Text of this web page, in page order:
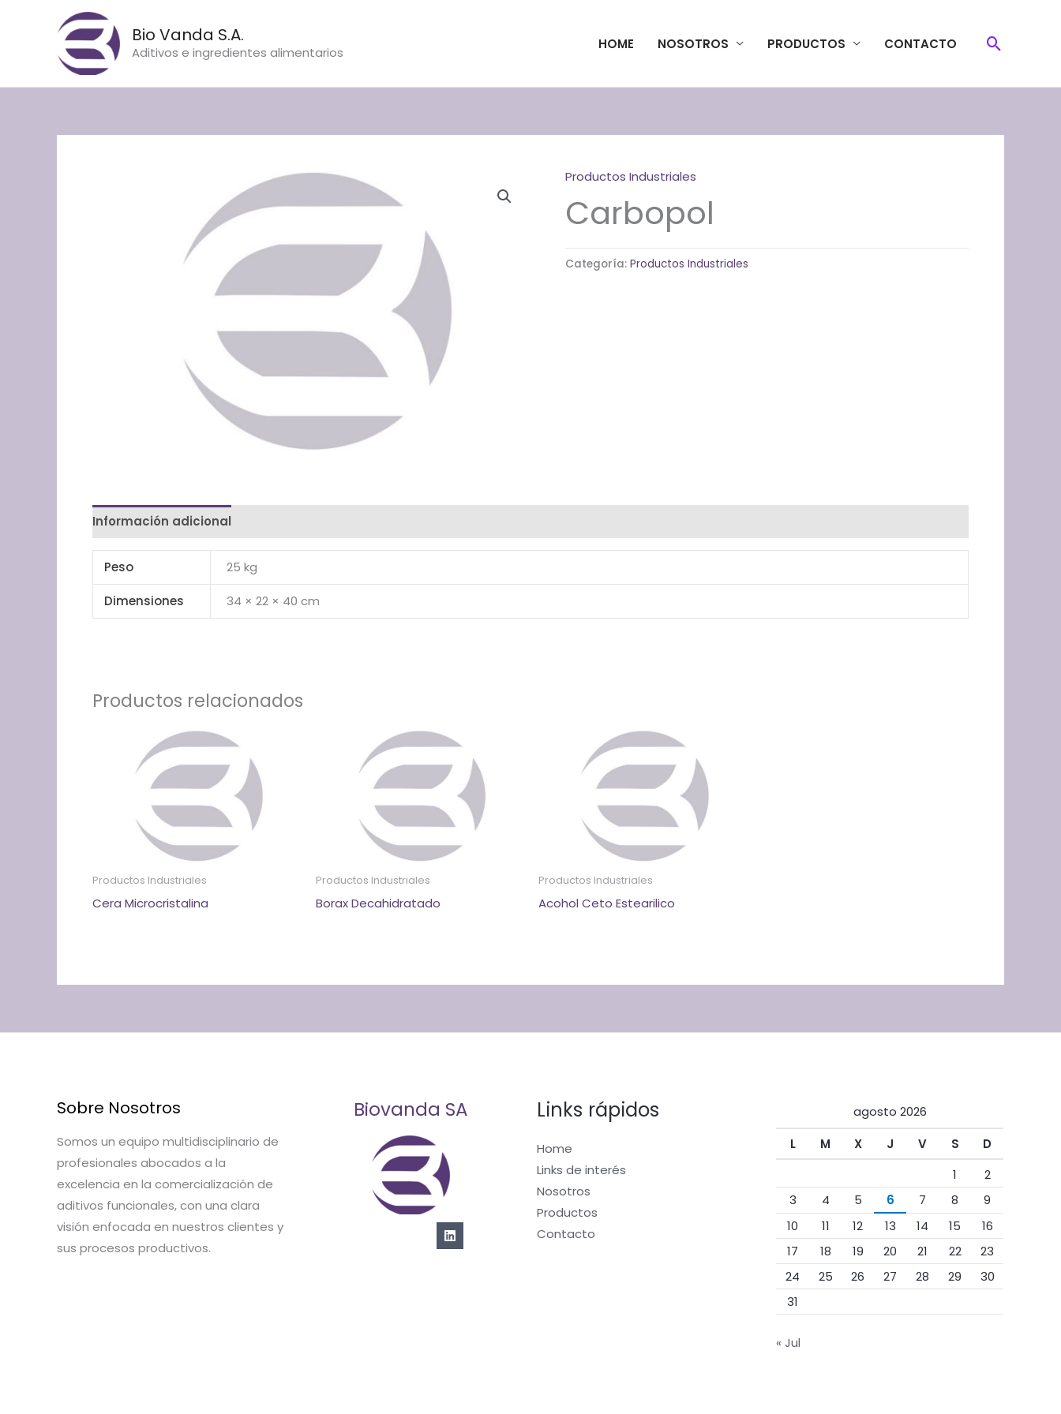
contenido
Bio Vanda S.A.
Aditivos e ingredientes alimentarios
HOME NOSOTROS PRODUCTOS CONTACTO Buscar
Productos Industriales
Carbopol
Categoría:Productos Industriales
Información adicional
Peso 25 kg
Dimensiones 34 × 22 × 40 cm
Productos relacionados
Productos Industriales
Cera Microcristalina
Productos Industriales
Borax Decahidratado
Productos Industriales
Acohol Ceto Estearilico
Sobre Nosotros
Somos un equipo multidisciplinario de
profesionales abocados a la
excelencia en la comercialización de
aditivos funcionales, con una clara
visión enfocada en nuestros clientes y
sus procesos productivos.
Biovanda SA Links rápidos
Home
Links de interés
Nosotros
Productos
Contacto
agosto 2026
L
M X J V S
D
1
2
3
4 5 6 7 8
9
10
11 12 13 14 15
16
17
18 19 20 21 22
23
24
25 26 27 28 29
30
31
« Jul